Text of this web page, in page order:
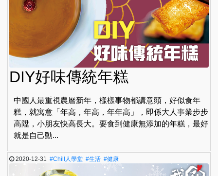
DIY好味傳統年糕
中國人最重視農曆新年，樣樣事物都講意頭，好似食年
糕，就寓意「年高，年高，年年高」，即係大人事業步步
高陞，小朋友快高長大。要食到健康無添加的年糕，最好
就是自己動...
2020-12-31#Chill人學堂 #生活 #健康